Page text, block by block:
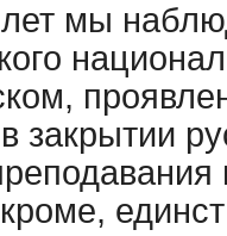
лет мы
закрытии